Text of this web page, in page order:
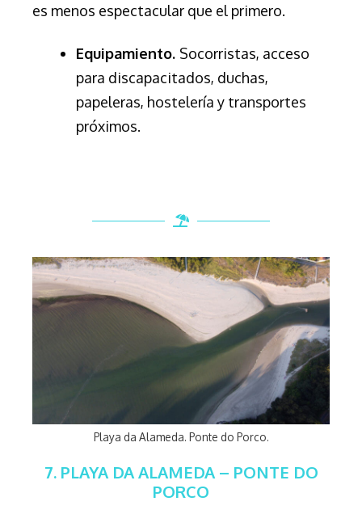
es menos espectacular que el primero.
Equipamiento. Socorristas, acceso
para discapacitados, duchas,
papeleras, hostelería y transportes
próximos.
Playa da Alameda. Ponte do Porco.
7. PLAYA DA ALAMEDA – PONTE DO
PORCO